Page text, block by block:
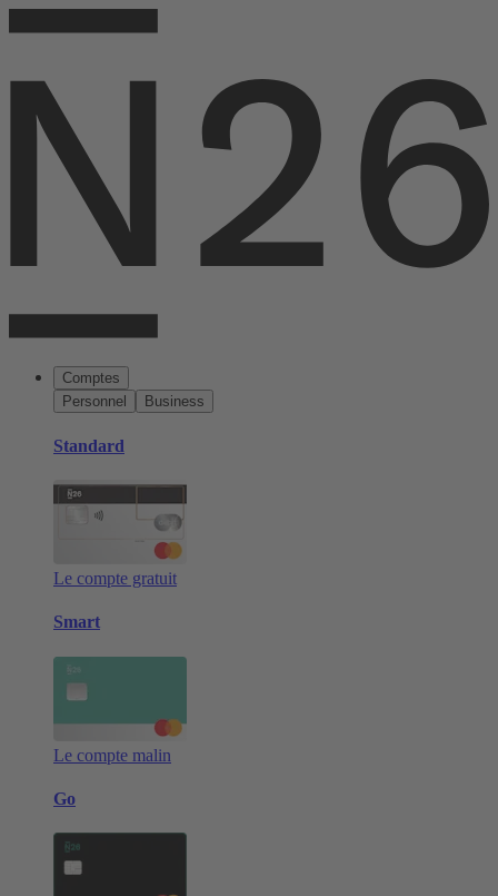
Comptes
Personnel
Business
Standard
Le compte gratuit
Smart
Le compte malin
Go